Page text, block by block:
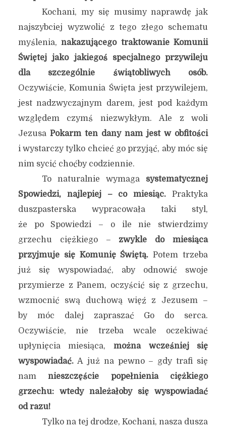
Kochani, my się musimy naprawdę jak
najszybciej wyzwolić z tego złego schematu
myślenia,nakazującego traktowanie Komunii
Świętej jako jakiegoś specjalnego przywileju
dla szczególnie świątobliwych osób.
Oczywiście, Komunia Święta jest przywilejem,
jest nadzwyczajnym darem, jest pod każdym
względem czymś niezwykłym. Ale z woli
Jezusa Pokarm ten dany nam jest w obfitości
i wystarczy tylko chcieć go przyjąć, aby móc się
nim sycić choćby codziennie.
To naturalnie wymaga systematycznej
Spowiedzi, najlepiej – co miesiąc. Praktyka
duszpasterska wypracowała taki styl,
że po Spowiedzi – o ile nie stwierdzimy
grzechu ciężkiego – zwykle do miesiąca
przyjmuje się Komunię Świętą. Potem trzeba
już się wyspowiadać, aby odnowić swoje
przymierze z Panem, oczyścić się z grzechu,
wzmocnić swą duchową więź z Jezusem –
by móc dalej zapraszać Go do serca.
Oczywiście, nie trzeba wcale oczekiwać
upłynięcia miesiąca, można wcześniej się
wyspowiadać.A już na pewno – gdy trafi się
namnieszczęście popełnienia ciężkiego
grzechu:
wtedy należałoby się wyspowiadać
od razu!
Tylko na tej drodze, Kochani, nasza dusza